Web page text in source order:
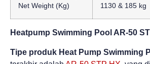
Net Weight (Kg)
1130 & 185 kg
Heatpump Swimming Pool AR­‐50
Tipe produk Heat Pump Swimming